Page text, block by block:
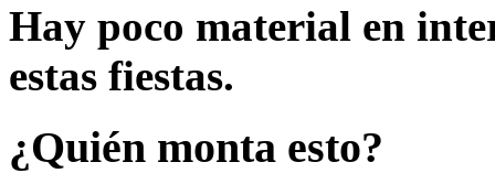
Hay poco material en
estas fiestas.
¿Quién monta esto?